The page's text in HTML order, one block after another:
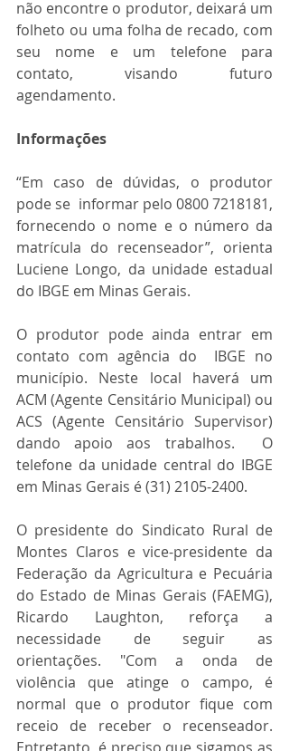
não encontre o produtor, deixará um
folheto ou uma folha de recado, com
seu nome e um telefone para
contato, visando futuro
agendamento.
Informações
“Em caso de dúvidas, o produtor
pode se  informar pelo 0800 7218181,
fornecendo o nome e o número da
matrícula do recenseador”, orienta
Luciene Longo, da unidade estadual
do IBGE em Minas Gerais.
O produtor pode ainda entrar em
contato com agência do  IBGE no
município. Neste local haverá um
ACM (Agente Censitário Municipal) ou
ACS (Agente Censitário Supervisor)
dando apoio aos trabalhos.  O
telefone da unidade central do IBGE
em Minas Gerais é (31) 2105-2400.
O presidente do Sindicato Rural de
Montes Claros e vice-presidente da
Federação da Agricultura e Pecuária
do Estado de Minas Gerais (FAEMG),
Ricardo Laughton, reforça a
necessidade de seguir as
orientações. "Com a onda de
violência que atinge o campo, é
normal que o produtor fique com
receio de receber o recenseador.